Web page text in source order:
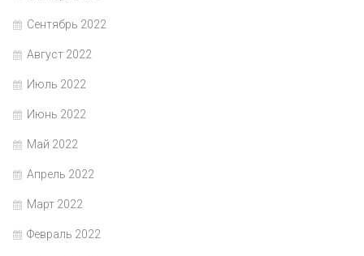
Сентябрь 2022
Август 2022
Июль 2022
Июнь 2022
Май 2022
Апрель 2022
Март 2022
Февраль 2022